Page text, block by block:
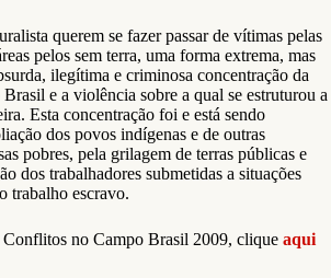
querem se fazer passar de vítimas pelas
pelos sem terra, uma forma extrema, mas
ilegítima e criminosa concentração da
e a violência sobre a qual se estruturou a
Esta concentração foi e está sendo
dos povos indígenas e de outras
pobres, pela grilagem de terras públicas e
dos trabalhadores submetidas a situações
trabalho escravo.
Conflitos no Campo Brasil 2009, clique aqui